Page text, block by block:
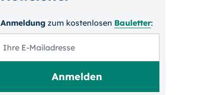
Anmeldung zum kosten­losen Bauletter: